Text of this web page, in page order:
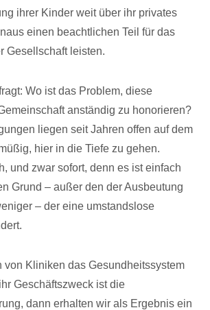
ihrer Kinder weit über ihr privates
einen beachtlichen Teil für das
Gesellschaft leisten.
Wo ist das Problem, diese
anständig zu honorieren?
liegen seit Jahren offen auf dem
hier in die Tiefe zu gehen.
und zwar sofort, denn es ist einfach
Grund – außer den der Ausbeutung
– der eine umstandslose
von Kliniken das Gesundheitssystem
Geschäftszweck ist die
dann erhalten wir als Ergebnis ein